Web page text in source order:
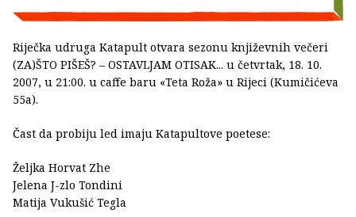
Riječka udruga Katapult otvara sezonu književnih večeri
(ZA)ŠTO PIŠEŠ? – OSTAVLJAM OTISAK... u četvrtak, 18. 10.
2007, u 21:00. u caffe baru «Teta Roža» u Rijeci (Kumičićeva
55a).
Čast da probiju led imaju Katapultove poetese:
Željka Horvat Zhe
Jelena J-zlo Tondini
Matija Vukušić Tegla